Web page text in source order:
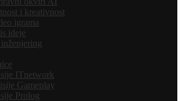
i kreativnost
igrama
ideje
ITnetwork
Gameplay
Prolog